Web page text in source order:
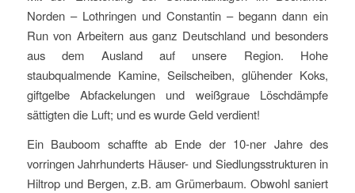
Norden – Lothringen und Constantin – begann dann ein
Run von Arbeitern aus ganz Deutschland und besonders
aus dem Ausland auf unsere Region. Hohe
staubqualmende Kamine, Seilscheiben, glühender Koks,
giftgelbe Abfackelungen und weißgraue Löschdämpfe
sättigten die Luft; und es wurde Geld verdient!
Ein Bauboom schaffte ab Ende der 10-ner Jahre des
vorringen Jahrhunderts Häuser- und Siedlungsstrukturen in
Hiltrop und Bergen, z.B. am Grümerbaum. Obwohl saniert